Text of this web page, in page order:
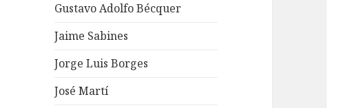
Gustavo Adolfo Bécquer
Jaime Sabines
Jorge Luis Borges
José Martí